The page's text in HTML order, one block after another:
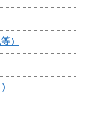
）